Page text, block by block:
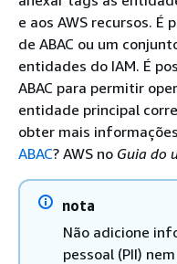
e aos AWS recursos. É
de ABAC ou um
entidades do IAM. É
ABAC para permitir
entidade principal
obter mais
ABAC? AWS no Guia do
nota
Não adicione
pessoal (PII)